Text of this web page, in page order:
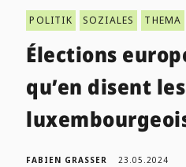
POLITIK SOZIALES THEMA
Élections
qu’en disent
FABIEN GRASSER 23.05.2024